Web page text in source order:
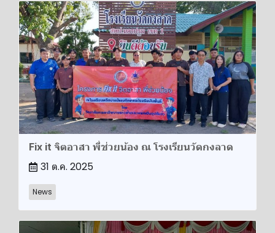
Fix it จิตอาสา พี่ช่วยน้อง ณ โรงเรียนวัดกงลาด
31 ต.ค. 2025
News